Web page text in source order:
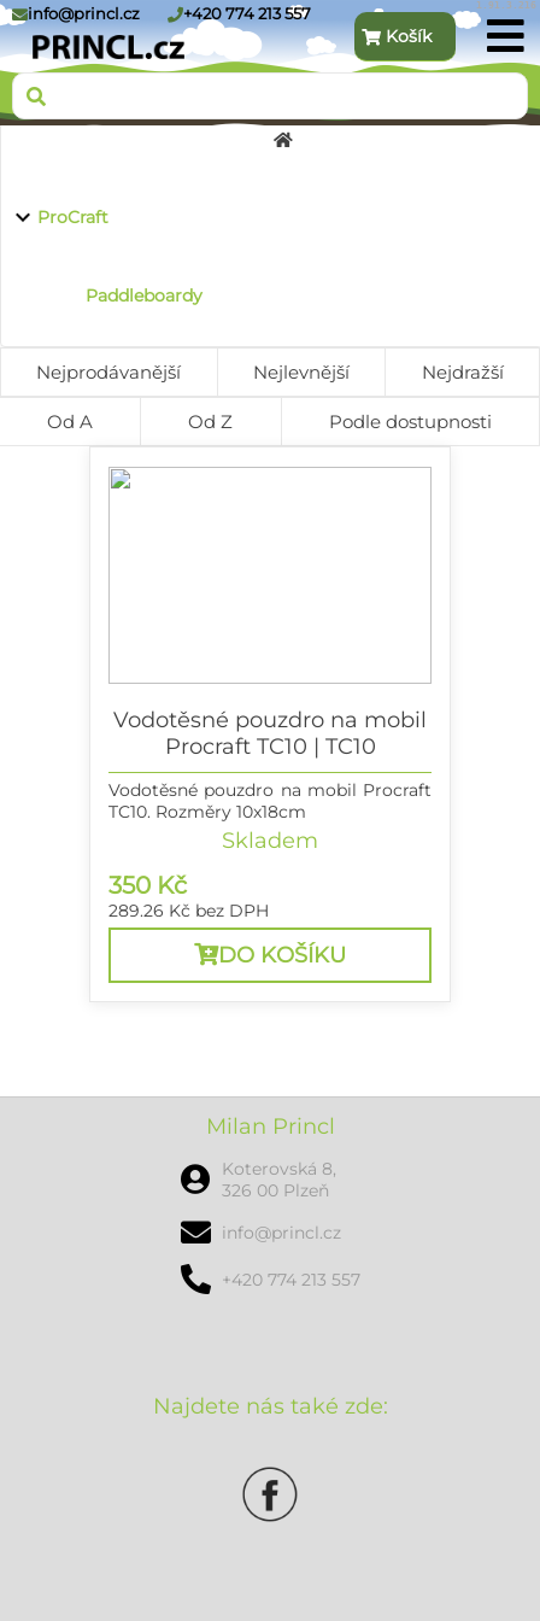
info@princl.cz +420 774 213 557
Kontakt
Košík
1.91.3.216
ProCraft
Paddleboardy
Nejprodávanější Nejlevnější Nejdražší
Od A Od Z Podle dostupnosti
Vodotěsné pouzdro na mobil
Procraft TC10 | TC10
Vodotěsné pouzdro na mobil Procraft
TC10. Rozměry 10x18cm
Skladem
350 Kč
289.26 Kč bez DPH
DO KOŠÍKU
Milan Princl
Koterovská 8,
326 00 Plzeň
info@princl.cz
+420 774 213 557
Najdete nás také zde: